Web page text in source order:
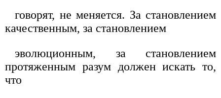
говорят, не меняется. За становлением
качественным, за становлением
эволюционным, за становлением
протяженным разум должен искать то,
что